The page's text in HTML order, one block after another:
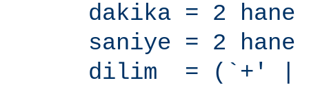
dakika = 2 hane
saniye = 2 hane
dilim = (`+' |